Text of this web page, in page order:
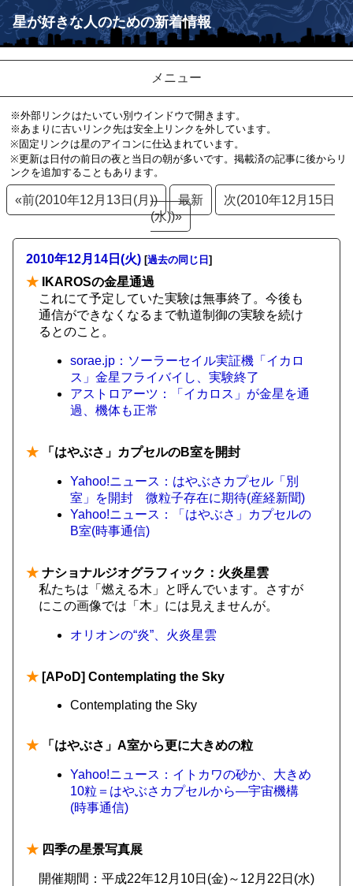
星が好きな人のための新着情報
メニュー
※外部リンクはたいてい別ウインドウで開きます。
※あまりに古いリンク先は安全上リンクを外しています。
※固定リンクは星のアイコンに仕込まれています。
※更新は日付の前日の夜と当日の朝が多いです。掲載済の記事に後からリ
ンクを追加することもあります。
«前(2010年12月13日(月)) 最新
次(2010年12月15日
(水))»
2010年12月14日(火) [過去の同じ日 ]
★ IKAROSの金星通過
これにて予定していた実験は無事終了。今後も
通信ができなくなるまで軌道制御の実験を続け
るとのこと。
sorae.jp：ソーラーセイル実証機「イカロ
ス」金星フライバイし、実験終了
アストロアーツ：「イカロス」が金星を通
過、機体も正常
★ 「はやぶさ」カプセルのB室を開封
Yahoo!ニュース：はやぶさカプセル「別
室」を開封 微粒子存在に期待(産経新聞)
Yahoo!ニュース：「はやぶさ」カプセルの
B室(時事通信)
★ ナショナルジオグラフィック：火炎星雲
私たちは「燃える木」と呼んでいます。さすが
にこの画像では「木」には見えませんが。
オリオンの“炎”、火炎星雲
★ [APoD] Contemplating the Sky
Contemplating the Sky
★ 「はやぶさ」A室から更に大きめの粒
Yahoo!ニュース：イトカワの砂か、大きめ
10粒＝はやぶさカプセルから―宇宙機構
(時事通信)
★ 四季の星景写真展
開催期間：平成22年12月10日(金)～12月22日(水)